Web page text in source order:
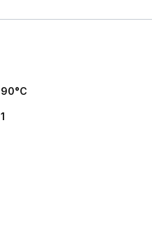
90°C
1